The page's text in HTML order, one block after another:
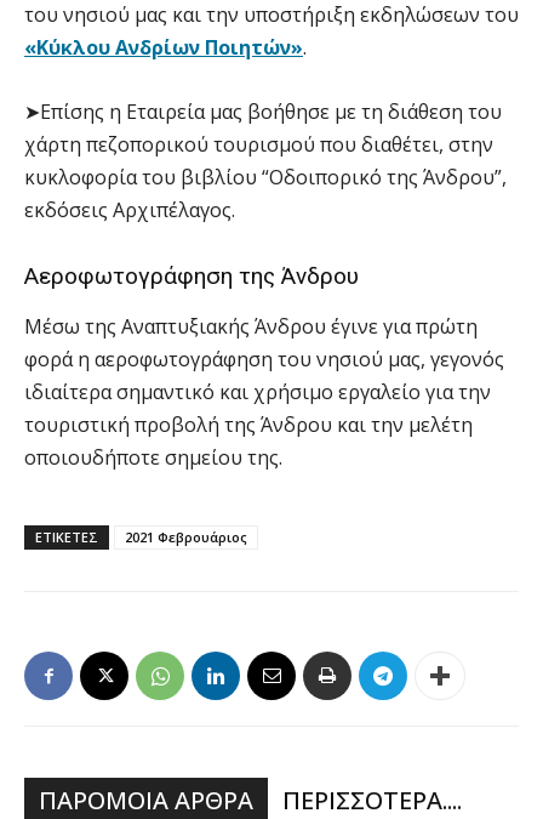
του νησιού μας και την υποστήριξη εκδηλώσεων του
«Κύκλου Ανδρίων Ποιητών».
➤Επίσης η Εταιρεία μας βοήθησε με τη διάθεση του
χάρτη πεζοπορικού τουρισμού που διαθέτει, στην
κυκλοφορία του βιβλίου “Οδοιπορικό της Άνδρου”,
εκδόσεις Αρχιπέλαγος.
Αεροφωτογράφηση της Άνδρου
Μέσω της Αναπτυξιακής Άνδρου έγινε για πρώτη
φορά η αεροφωτογράφηση του νησιού μας, γεγονός
ιδιαίτερα σημαντικό και χρήσιμο εργαλείο για την
τουριστική προβολή της Άνδρου και την μελέτη
οποιουδήποτε σημείου της.
ΕΤΙΚΕΤΕΣ 2021 Φεβρουάριος
ΠΑΡΟΜΟΙΑ ΑΡΘΡΑ ΠΕΡΙΣΣΟΤΕΡΑ....